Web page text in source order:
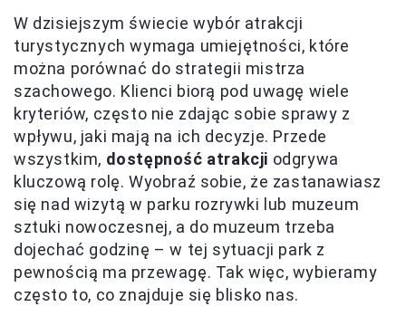
W dzisiejszym świecie wybór atrakcji
turystycznych wymaga umiejętności, które
można porównać do strategii mistrza
szachowego. Klienci biorą pod uwagę wiele
kryteriów, często nie zdając sobie sprawy z
wpływu, jaki mają na ich decyzje. Przede
wszystkim, dostępność atrakcji odgrywa
kluczową rolę. Wyobraź sobie, że zastanawiasz
się nad wizytą w parku rozrywki lub muzeum
sztuki nowoczesnej, a do muzeum trzeba
dojechać godzinę – w tej sytuacji park z
pewnością ma przewagę. Tak więc, wybieramy
często to, co znajduje się blisko nas.